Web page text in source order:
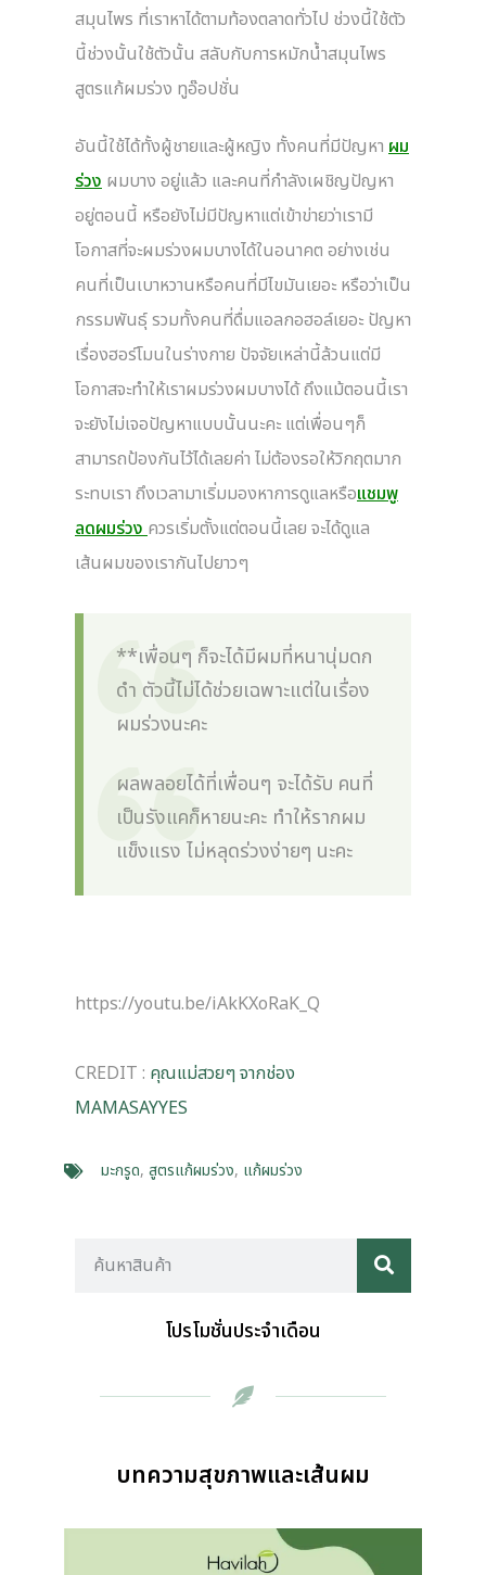
สมุนไพร ที่เราหาได้ตามท้องตลาดทั่วไป ช่วงนี้ใช้ตัว
นี้ช่วงนั้นใช้ตัวนั้น สลับกับการหมักน้ำสมุนไพร
สูตรแก้ผมร่วง ทูอ๊อปชั่น
อันนี้ใช้ได้ทั้งผู้ชายและผู้หญิง ทั้งคนที่มีปัญหา ผม
ร่วง ผมบาง อยู่แล้ว และคนที่กำลังเผชิญปัญหา
อยู่ตอนนี้ หรือยังไม่มีปัญหาแต่เข้าข่ายว่าเรามี
โอกาสที่จะผมร่วงผมบางได้ในอนาคต อย่างเช่น
คนที่เป็นเบาหวานหรือคนที่มีไขมันเยอะ หรือว่าเป็น
กรรมพันธ์ุ รวมทั้งคนที่ดื่มแอลกอฮอล์เยอะ ปัญหา
เรื่องฮอร์โมนในร่างกาย ปัจจัยเหล่านี้ล้วนแต่มี
โอกาสจะทำให้เราผมร่วงผมบางได้ ถึงแม้ตอนนี้เรา
จะยังไม่เจอปัญหาแบบนั้นนะคะ แต่เพื่อนๆก็
สามารถป้องกันไว้ได้เลยค่า ไม่ต้องรอให้วิกฤตมาก
ระทบเรา ถึงเวลามาเริ่มมองหาการดูแลหรือแชมพู
ลดผมร่วง ควรเริ่มตั้งแต่ตอนนี้เลย จะได้ดูแล
เส้นผมของเรากันไปยาวๆ
**เพื่อนๆ ก็จะได้มีผมที่หนานุ่มดก
ดำ ตัวนี้ไม่ได้ช่วยเฉพาะแต่ในเรื่อง
ผมร่วงนะคะ
ผลพลอยได้ที่เพื่อนๆ จะได้รับ คนที่
เป็นรังแคก็หายนะคะ ทำให้รากผม
แข็งแรง ไม่หลุดร่วงง่ายๆ นะคะ
https://youtu.be/iAkKXoRaK_Q
CREDIT : คุณแม่สวยๆ จากช่อง
MAMASAYYES
มะกรูด, สูตรแก้ผมร่วง, แก้ผมร่วง
โปรโมชั่นประจำเดือน
บทความสุขภาพและเส้นผม